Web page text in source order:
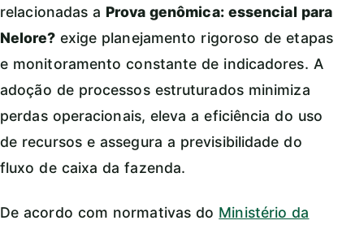
relacionadas a Prova genômica: essencial para
Nelore?exige planejamento rigoroso de etapas
e monitoramento constante de indicadores. A
adoção de processos estruturados minimiza
perdas operacionais, eleva a eficiência do uso
de recursos e assegura a previsibilidade do
fluxo de caixa da fazenda.
De acordo com normativas do Ministério da